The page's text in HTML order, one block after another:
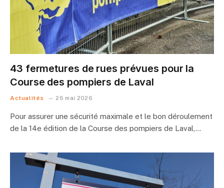
43 fermetures de rues prévues pour la
Course des pompiers de Laval
Actualités 26 mai 2026
Pour assurer une sécurité maximale et le bon déroulement
de la 14e édition de la Course des pompiers de Laval,…